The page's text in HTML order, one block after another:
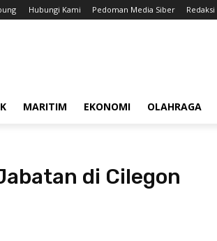
Hubungi Kami Pedoman Media Siber Redaksi
MARITIM EKONOMI OLAHRAGA
di Cilegon